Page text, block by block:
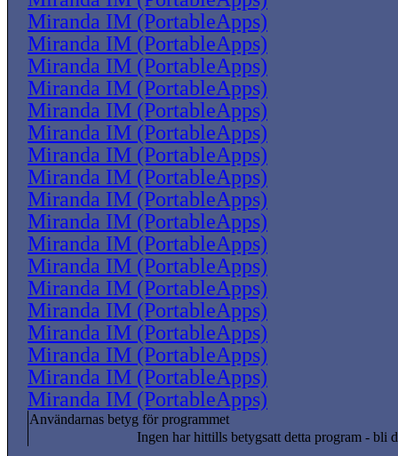
Miranda IM (PortableApps)
Miranda IM (PortableApps)
Miranda IM (PortableApps)
Miranda IM (PortableApps)
Miranda IM (PortableApps)
Miranda IM (PortableApps)
Miranda IM (PortableApps)
Miranda IM (PortableApps)
Miranda IM (PortableApps)
Miranda IM (PortableApps)
Miranda IM (PortableApps)
Miranda IM (PortableApps)
Miranda IM (PortableApps)
Miranda IM (PortableApps)
Miranda IM (PortableApps)
Miranda IM (PortableApps)
Miranda IM (PortableApps)
Miranda IM (PortableApps)
Användarnas betyg för programmet
Ingen har hittills betygsatt detta program - bli